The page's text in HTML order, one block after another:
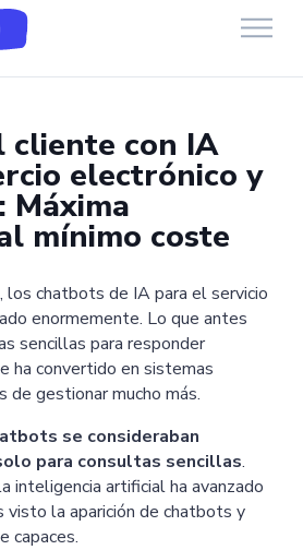
cliente con IA
electrónico y
Máxima
mínimo coste
los chatbots de IA para el servicio
enormemente. Lo que antes
sencillas para responder
ha convertido en sistemas
de gestionar mucho más.
se consideraban
para consultas sencillas.
inteligencia artificial ha avanzado
visto la aparición de chatbots y
capaces.
HelpDesk